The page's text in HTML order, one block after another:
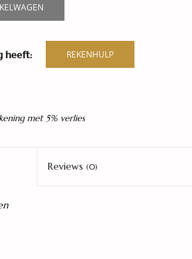
heeft: REKENHULP
met 5% verlies
Reviews (0)